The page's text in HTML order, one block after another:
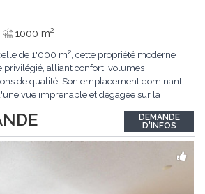
1000 m2
de 1'000 m², cette propriété moderne
privilégié, alliant confort, volumes
de qualité. Son emplacement dominant
vue imprenable et dégagée sur la
une surface habitable utile de plus
...
DEMANDE
D'INFOS